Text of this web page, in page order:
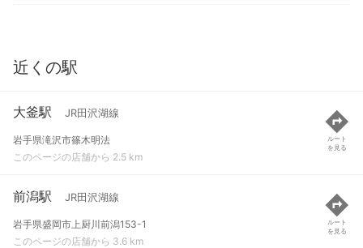
近くの駅
大釜駅 JR田沢湖線
岩手県滝沢市篠木明法
このページの店舗から 2.5 km
ルート
を見る
前潟駅 JR田沢湖線
岩手県盛岡市上厨川前潟153-1
このページの店舗から 3.6 km
ルート
を見る